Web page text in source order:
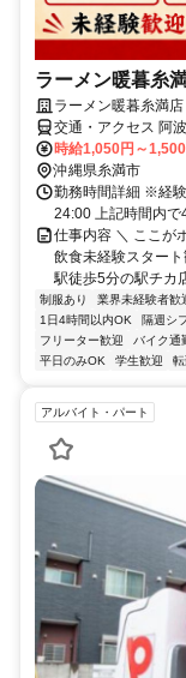
ラーメン暖暮糸
ラーメン暖暮糸満店
交通・アクセス 阿
時給1,050円～
沖縄県糸満市
勤務時間詳細 ※経
24:00 上記時間内で
仕事内容 ＼ ここが
飲食未経験スター
駅徒歩5分の駅チカ
制服あり 業界未経験者歓
1日4時間以内OK
隔週シ
フリーター歓迎
バイク通
平日のみOK
学生歓迎 転
アルバイト・パート